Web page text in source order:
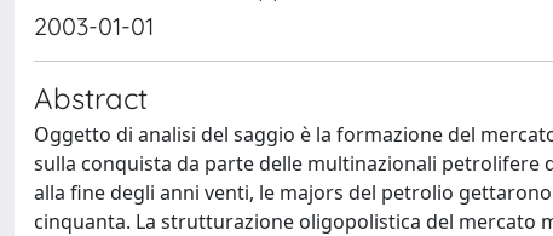
2003-01-01
Abstract
Oggetto di analisi del saggio è la formazione del
sulla conquista da parte delle multinazionali petrolifere
alla fine degli anni venti, le majors del petrolio
cinquanta. La strutturazione oligopolistica del mercato